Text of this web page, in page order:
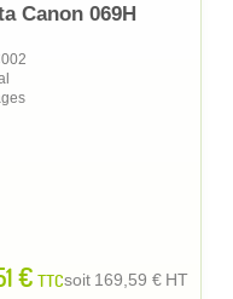
Canon 069H
€ TTCsoit 169,59 € HT